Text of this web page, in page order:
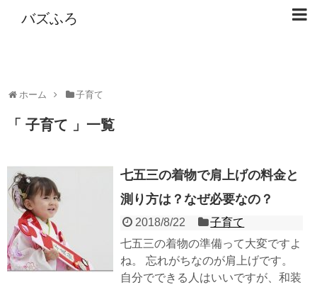
バズふろ
ホーム 子育て
子育て 一覧
七五三の着物で肩上げの料金と
測り方は？なぜ必要なの？
2018/8/22
子育て
七五三の着物の準備って大変ですよ
ね。 忘れがちなのが肩上げです。
自分でできる人はいいですが、和装